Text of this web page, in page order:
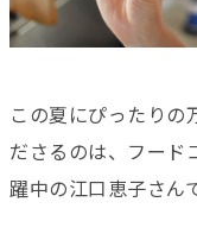
この夏にぴったりの
ださるのは、フード
躍中の江口恵子さん